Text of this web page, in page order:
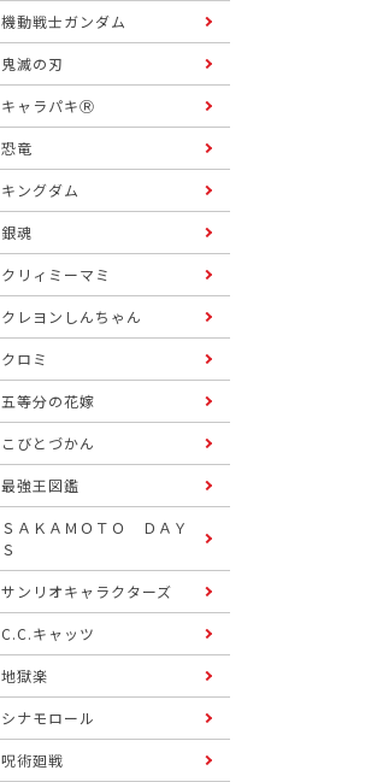
機動戦士ガンダム
鬼滅の刃
キャラパキⓇ
恐竜
キングダム
銀魂
クリィミーマミ
クレヨンしんちゃん
クロミ
五等分の花嫁
こびとづかん
最強王図鑑
ＳＡＫＡＭＯＴＯ ＤＡＹ
Ｓ
サンリオキャラクターズ
C.C.キャッツ
地獄楽
シナモロール
呪術廻戦